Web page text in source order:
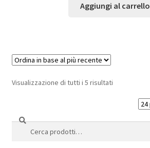
Aggiungi al carrello
Visualizzazione di tutti i 5 risultati
Cerca:
Cerca